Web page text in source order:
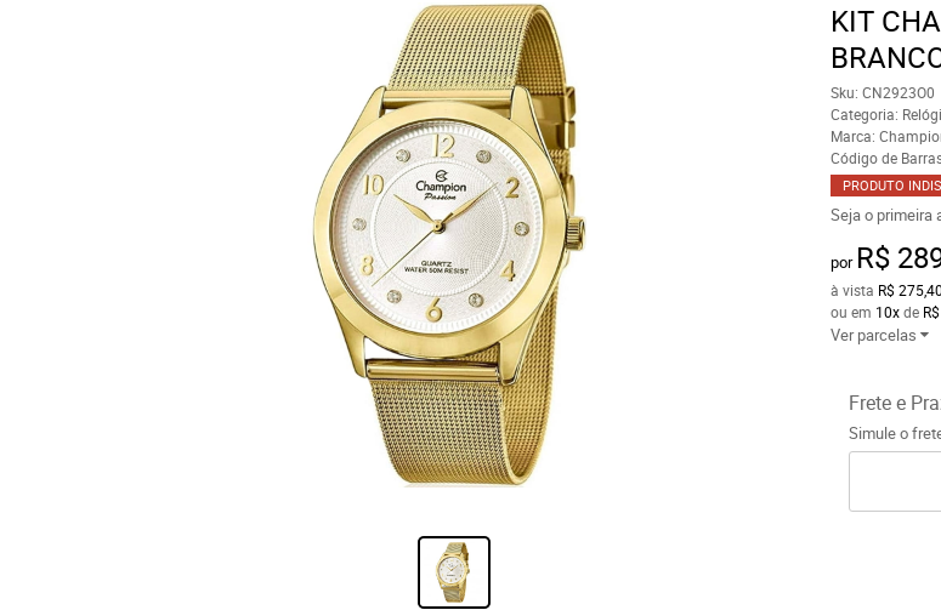
KIT
Sku: CN2923O0
Categoria:
Marca:
Código de
PRODUTO
Seja o primeira
por R$
à vista R$ 275,40
ou em 10xde
Ver parcelas
Frete e
Simule o